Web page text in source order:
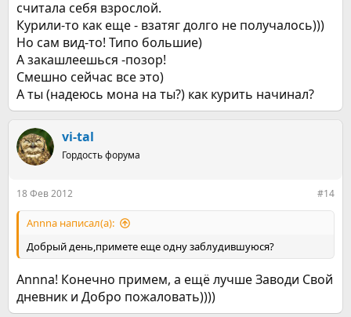
считала себя взрослой.
Курили-то как еще - взатяг долго не получалось)))
Но сам вид-то! Типо большие)
А закашлеешься -позор!
Смешно сейчас все это)
А ты (надеюсь мона на ты?) как курить начинал?
vi-tal
Гордость форума
18 Фев 2012 #14
Annna написал(а):
Добрый день,примете еще одну заблудившуюся?
Аnnna! Конечно примем, а ещё лучше Заводи Свой
дневник и Добро пожаловать))))